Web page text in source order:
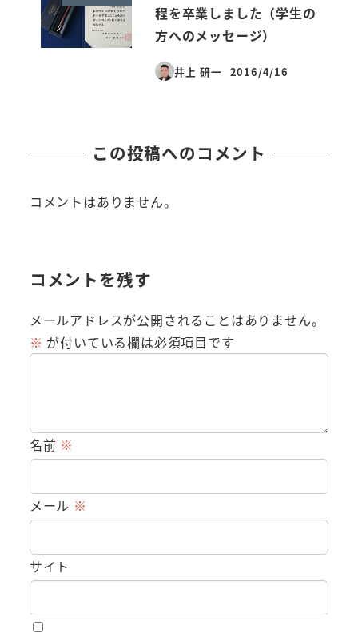
程を卒業しました（学生の
方へのメッセージ）
井上 研一
投稿日
2016/4/16
この投稿へのコメント
コメントはありません。
コメントを残す
メールアドレスが公開されることはありません。
※ が付いている欄は必須項目です
名前 ※
メール ※
サイト